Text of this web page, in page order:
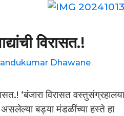
विरासत.!
Dhawane
‘बंजारा विरासत
असलेल्या बड्या मंडळींच्या हस्ते हा